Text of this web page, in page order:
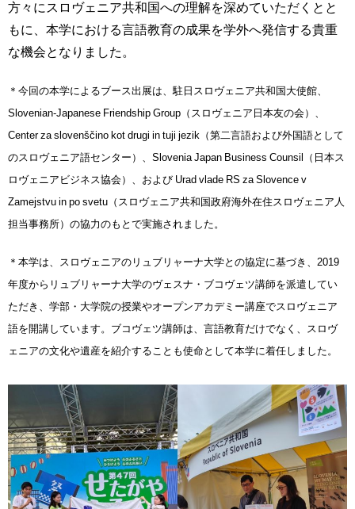
附
す
る
お
問
合
わ
せ
通
ク
セ
サ
イ
プ
教
職
員
方々にスロヴェニア共和国への理解を深めていただくとと
もに、本学における言語教育の成果を学外へ発信する貴重
な機会となりました。
＊今回の本学によるブース出展は、駐日スロヴェニア共和国大使館、
Slovenian-Japanese Friendship Group（スロヴェニア日本友の会）、
Center za slovenščino kot drugi in tuji jezik（第二言語および外国語として
のスロヴェニア語センター）、Slovenia Japan Business Counsil（日本ス
ロヴェニアビジネス協会）、および Urad vlade RS za Slovence v
Zamejstvu in po svetu（スロヴェニア共和国政府海外在住スロヴェニア人
担当事務所）の協力のもとで実施されました。
＊本学は、スロヴェニアのリュブリャーナ大学との協定に基づき、2019
年度からリュブリャーナ大学のヴェスナ・ブコヴェツ講師を派遣してい
ただき、学部・大学院の授業やオープンアカデミー講座でスロヴェニア
語を開講しています。ブコヴェツ講師は、言語教育だけでなく、スロヴ
ェニアの文化や遺産を紹介することも使命として本学に着任しました。